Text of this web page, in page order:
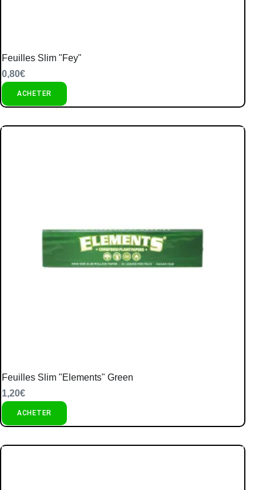
Feuilles Slim "Fey"
0,80€
ACHETER
Feuilles Slim "Elements" Green
1,20€
ACHETER